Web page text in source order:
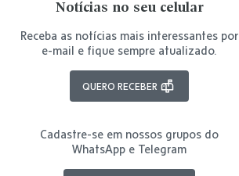
Notícias no seu celular
Receba as notícias mais interessantes por
e-mail e fique sempre atualizado.
QUERO RECEBER
Cadastre-se em nossos grupos do
WhatsApp e Telegram